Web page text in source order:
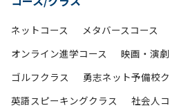
ネットコース メタバースコース
オンライン進学コース
映画・演
ゴルフクラス
勇志ネット予備校
英語スピーキングクラス
社会人